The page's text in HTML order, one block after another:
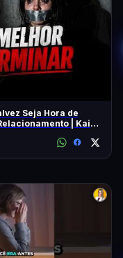
Seja Hora de
| Kaio